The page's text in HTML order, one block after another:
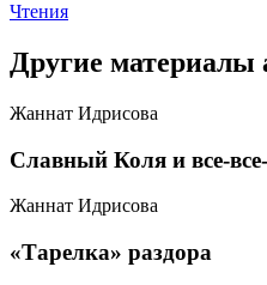
Чтения
Другие материалы
Жаннат Идрисова
​Славный Коля и все-
Жаннат Идрисова
​«Тарелка» раздора